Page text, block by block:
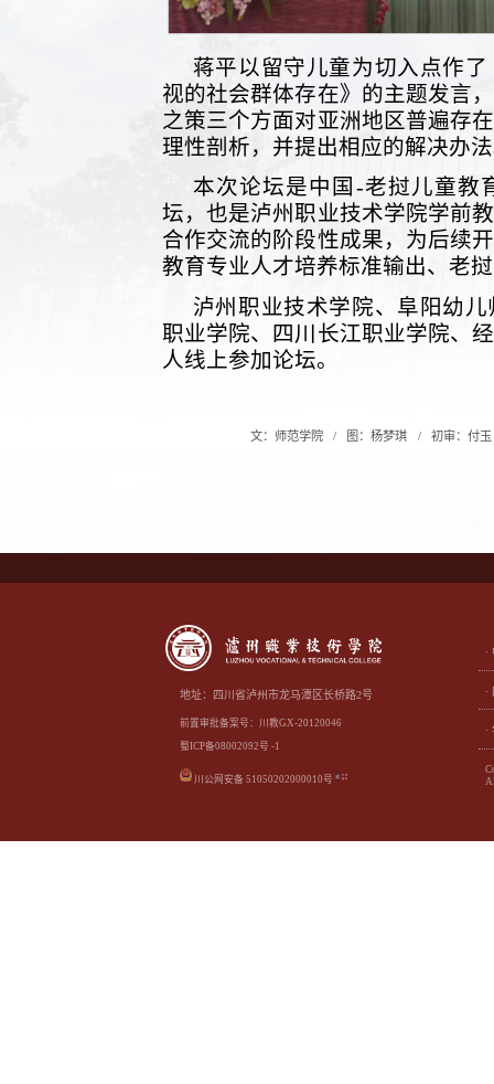
蒋平以留守儿童为切入点作
视的社会群体存在》的主题发言
之策三个方面对亚洲地区普遍存
理性剖析，并提出相应的解决办
本次论坛是中国-老挝儿童教
坛，也是泸州职业技术学院学前
合作交流的阶段性成果，为后续
教育专业人才培养标准输出、老
泸州职业技术学院、阜阳幼
职业学院、四川长江职业学院、
人线上参加论坛。
文：师范学院 图：杨梦琪 初审：付玉
地址：四川省泸州市龙马潭区长桥路2号
前置审批备案号：川教GX-20120046
蜀ICP备08002092号 -1
川公网安备 51050202000010号
·
·
·